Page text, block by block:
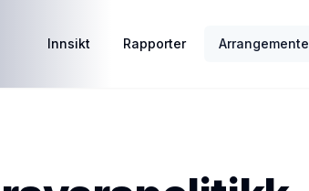
Innsikt Rapporter